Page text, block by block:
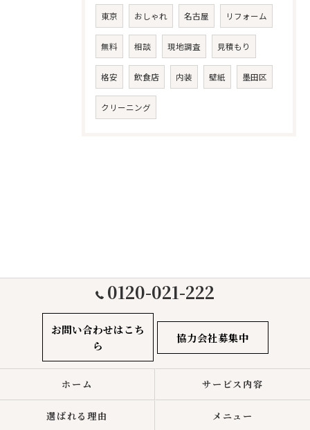
東京 おしゃれ 名古屋 リフォーム
無料 相談 現地調査 見積もり
格安 飲食店 内装 壁紙 墨田区
クリーニング
0120-021-222
お問い合わせはこち
ら
協力会社募集中
ホーム サービス内容
選ばれる理由 メニュー